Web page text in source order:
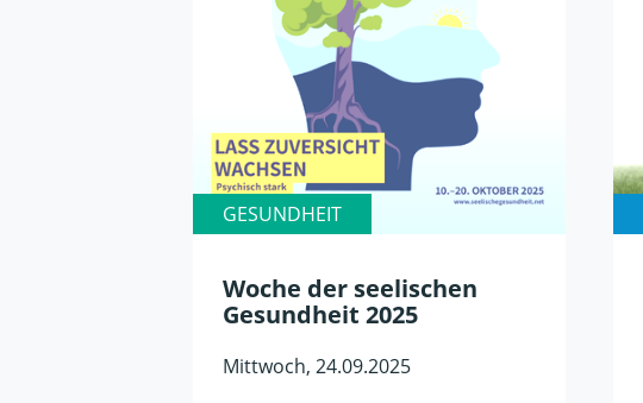
GESUNDHEIT
Woche der seelischen
Gesundheit 2025
Mittwoch, 24.09.2025